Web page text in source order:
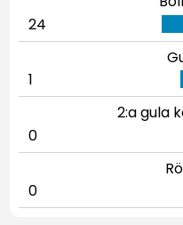
24
1
2:a gula
0
0